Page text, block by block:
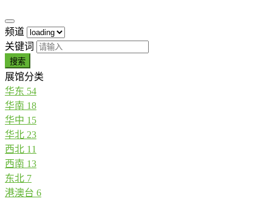
频道
关键词
搜索
展馆分类
华东 54
华南 18
华中 15
华北 23
西北 11
西南 13
东北 7
港澳台 6